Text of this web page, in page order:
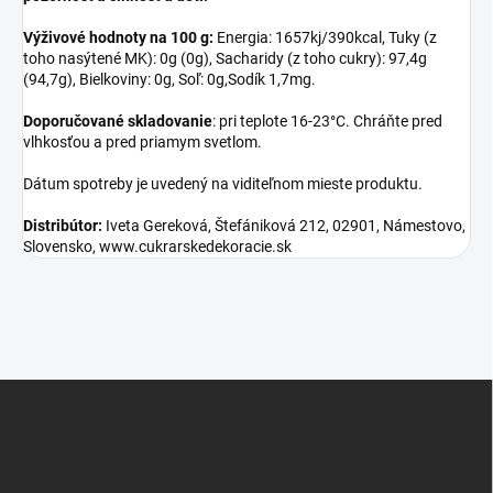
Výživové hodnoty na 100 g: Energia: 1657kj/390kcal, Tuky (z
toho nasýtené MK): 0g (0g), Sacharidy (z toho cukry): 97,4g
(94,7g), Bielkoviny: 0g, Soľ: 0g,Sodík 1,7mg.
Doporučované skladovanie: pri teplote 16-23°C. Chráňte pred
vlhkosťou a pred priamym svetlom.
Dátum spotreby je uvedený na viditeľnom mieste produktu.
Distribútor: Iveta Gereková, Štefániková 212, 02901, Námestovo,
Slovensko, www.cukrarskedekoracie.sk